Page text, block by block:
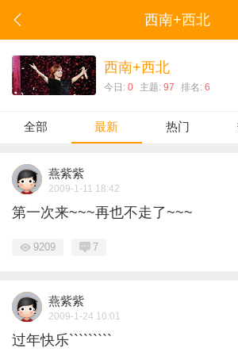
西南+西北
西南+西北
今日:0 主题:97 排名:6
全部 最新 热门
燕紫紫
2009-1-11 18:42
第一次来~~~再也不走了~~~
9209 7
燕紫紫
2009-1-24 10:01
过年快乐`````````